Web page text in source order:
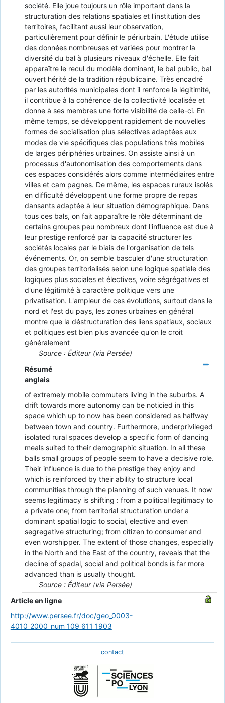
société. Elle joue toujours un rôle important dans la
structuration des relations spatiales et l'institution des
territoires, facilitant aussi leur observation,
particulièrement pour définir le périurbain. L'étude utilise
des données nombreuses et variées pour montrer la
diversité du bal à plusieurs niveaux d'échelle. Elle fait
apparaître le recul du modèle dominant, le bal public, bal
ouvert hérité de la tradition républicaine. Très encadré
par les autorités municipales dont il renforce la légitimité,
il contribue à la cohérence de la collectivité localisée et
donne à ses membres une forte visibilité de celle-ci. En
même temps, se développent rapidement de nouvelles
formes de socialisation plus sélectives adaptées aux
modes de vie spécifiques des populations très mobiles
de larges périphéries urbaines. On assiste ainsi à un
processus d'autonomisation des comportements dans
ces espaces considérés alors comme intermédiaires entre
villes et cam pagnes. De même, les espaces ruraux isolés
en difficulté développent une forme propre de repas
dansants adaptée à leur situation démographique. Dans
tous ces bals, on fait apparaître le rôle déterminant de
certains groupes peu nombreux dont l'influence est due à
leur prestige renforcé par la capacité structurer les
sociétés locales par le biais de l'organisation de tels
événements. Or, on semble basculer d'une structuration
des groupes territorialisés selon une logique spatiale des
logiques plus sociales et électives, voire ségrégatives et
d'une légitimité à caractère politique vers une
privatisation. L'ampleur de ces évolutions, surtout dans le
nord et l'est du pays, les zones urbaines en général
montre que la déstructuration des liens spatiaux, sociaux
et politiques est bien plus avancée qu'on le croit
généralement
Source : Éditeur (via Persée)
Résumé
anglais
of extremely mobile commuters living in the suburbs. A
drift towards more autonomy can be noticied in this
space which up to now has been considered as halfway
between town and country. Furthermore, underprivileged
isolated rural spaces develop a specific form of dancing
meals suited to their demographic situation. In all these
balls small groups of people seem to have a decisive role.
Their influence is due to the prestige they enjoy and
which is reinforced by their ability to structure local
communities through the planning of such venues. It now
seems legitimacy is shifting : from a political legitimacy to
a private one; from territorial structuration under a
dominant spatial logic to social, elective and even
segregative structuring; from citizen to consumer and
even worshipper. The extent of those changes, especially
in the North and the East of the country, reveals that the
decline of spadal, social and political bonds is far more
advanced than is usually thought.
Source : Éditeur (via Persée)
Article en ligne
http://www.persee.fr/doc/geo_0003-
4010_2000_num_109_611_1903
contact